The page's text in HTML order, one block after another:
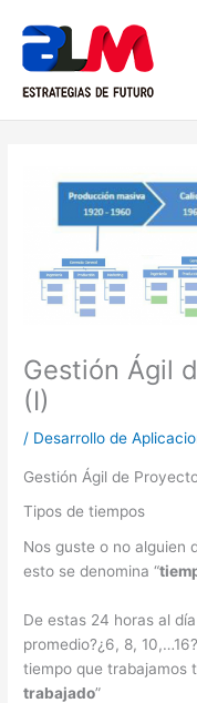
contenido
Gestión Ágil
(I)
/ Desarrollo de
Gestión Ágil de
Tipos de tiempos
Nos guste o no alguien
esto se denomina “
De estas 24 horas al
promedio?¿6, 8,
tiempo que trabajamos
trabajado”